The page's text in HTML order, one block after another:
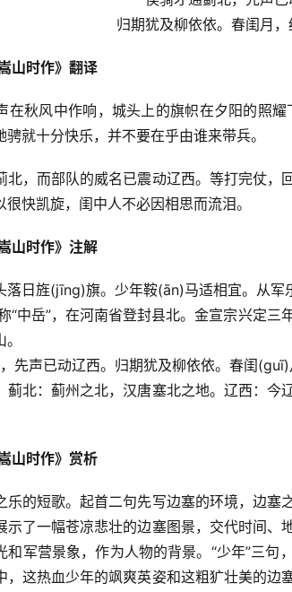
归期犹及柳依依。春闺月，
山时作》翻译
在秋风中作响，城头上的旗帜在夕阳的照
就十分快乐，并不要在乎由谁来带兵。
北，而部队的威名已震动辽西。等打完仗
快凯旋，闺中人不必因相思而流泪。
山时作》注解
落日旌(jīng)旗。少年鞍(ān)马适相宜。从军
“中岳”，在河南省登封县北。金宣宗兴定
先声已动辽西。归期犹及柳依依。春闺(guī)
蓟北：蓟州之北，汉唐塞北之地。辽西：
山时作》赏析
乐的短歌。起首二句先写边塞的环境，边
示了一幅苍凉悲壮的边塞图景，交代时间
和军营景象，作为人物的背景。“少年”三
，这热血少年的飒爽英姿和这粗犷壮美的